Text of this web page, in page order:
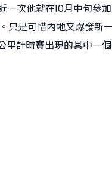
一次他就在10月中旬參
只是可惜內地又爆發新
里計時賽出現的其中一